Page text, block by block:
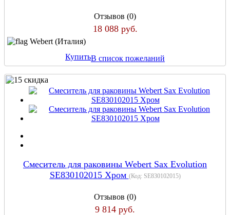
Отзывов (0)
18 088 руб.
Webert (Италия)
КупитьВ список пожеланий
Cмеситель для раковины Webert Sax Evolution
SE830102015 Хром (Код: SE830102015)
Отзывов (0)
9 814 руб.